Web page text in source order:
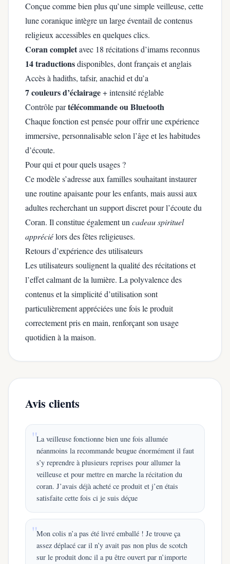
Conçue comme bien plus qu’une simple veilleuse, cette
lune coranique intègre un large éventail de contenus
religieux accessibles en quelques clics.
Coran completavec 18 récitations d’imams reconnus
14 traductionsdisponibles, dont français et anglais
Accès à hadiths, tafsir, anachid et du’a
7 couleurs d’éclairage+ intensité réglable
Contrôle partélécommande ou Bluetooth
Chaque fonction est pensée pour offrir une expérience
immersive, personnalisable selon l’âge et les habitudes
d’écoute.
Pour qui et pour quels usages ?
Ce modèle s’adresse aux familles souhaitant instaurer
une routine apaisante pour les enfants, mais aussi aux
adultes recherchant un support discret pour l’écoute du
Coran. Il constitue également un cadeau spirituel
appréciélors des fêtes religieuses.
Retours d’expérience des utilisateurs
Les utilisateurs soulignent la qualité des récitations et
l’effet calmant de la lumière. La polyvalence des
contenus et la simplicité d’utilisation sont
particulièrement appréciées une fois le produit
correctement pris en main, renforçant son usage
quotidien à la maison.
Avis clients
La veilleuse fonctionne bien une fois allumée
néanmoins la recommande beugue énormément il faut
s’y reprendre à plusieurs reprises pour allumer la
veilleuse et pour mettre en marche la récitation du
coran. J’avais déjà acheté ce produit et j’en étais
satisfaite cette fois ci je suis déçue
Mon colis n’a pas été livré emballé ! Je trouve ça
assez déplacé car il n’y avait pas non plus de scotch
sur le produit donc il a pu être ouvert par n’importe